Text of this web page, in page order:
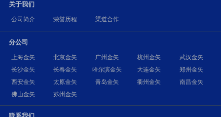
关于我们
公司简介 荣誉历程 渠道合作
分公司
上海金矢 北京金矢 广州金矢 杭州金矢
武汉金矢
长沙金矢
长春金矢 哈尔滨金矢 大连金矢
郑州金矢
西安金矢
太原金矢 青岛金矢 衢州金矢
南昌金矢
佛山金矢
苏州金矢